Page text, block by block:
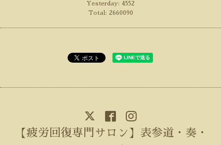
Yesterday: 4552
Total: 2660090
【疲労回復専門サロン】表参道・奏・